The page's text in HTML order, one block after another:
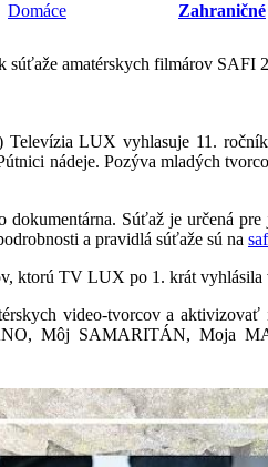
Domáce Zahraničné
amatérskych filmárov SAFI
LUX vyhlasuje 11.
nádeje. Pozýva mladých
dokumentárna. Súťaž je určená
a pravidlá súťaže sú na
ktorú TV LUX po 1. krát vyhlásila
video-tvorcov a
Môj SAMARITÁN, Moja